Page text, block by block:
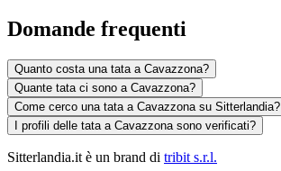
Domande frequenti
Quanto costa una tata a Cavazzona?
Quante tata ci sono a Cavazzona?
Come cerco una tata a Cavazzona su Sitterlandia?
I profili delle tata a Cavazzona sono verificati?
Sitterlandia.it è un brand di tribit s.r.l.